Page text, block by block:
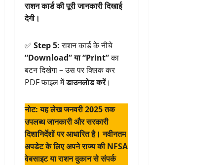
राशन कार्ड की पूरी जानकारी दिखाई
देगी।
✅ Step 5:राशन कार्ड के नीचे
“Download” या “Print”का
बटन दिखेगा – उस पर क्लिक कर
PDF फाइल मेंडाउनलोड करें।
नोट: यह लेख जनवरी 2025 तक
उपलब्ध जानकारी और सरकारी
दिशानिर्देशों पर आधारित है। नवीनतम
अपडेट के लिए अपने राज्य की NFSA
वेबसाइट या राशन दुकान से संपर्क